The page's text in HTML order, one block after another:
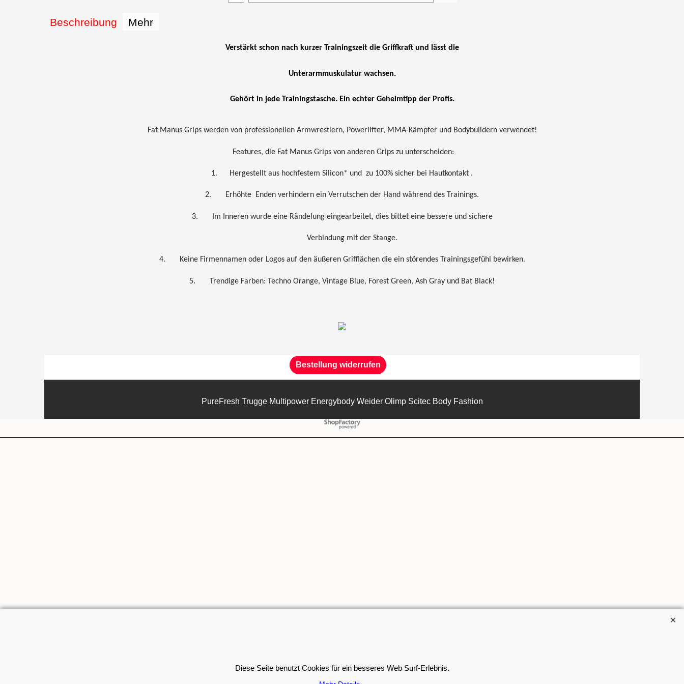
Beschreibung Mehr
Verstärkt schon nach kurzer Trainingszeit die Griffkraft und lässt die
Unterarmmuskulatur wachsen.
Gehört in jede Trainingstasche. Ein echter Geheimtipp der Profis.
Fat Manus Grips werden von professionellen Armwrestlern, Powerlifter, MMA-Kämpfer und Bodybuildern verwendet!
Features, die Fat Manus Grips von anderen Grips zu unterscheiden:
1. Hergestellt aus hochfestem Silicon* und zu 100% sicher bei Hautkontakt .
2. Erhöhte Enden verhindern ein Verrutschen der Hand während des Trainings.
3. Im Inneren wurde eine Rändelung eingearbeitet, dies bittet eine bessere und sichere
Verbindung mit der Stange.
4. Keine Firmennamen oder Logos auf den äußeren Grifflächen die ein störendes Trainingsgefühl bewirken.
5. Trendige Farben: Techno Orange, Vintage Blue, Forest Green, Ash Gray und Bat Black!
Bestellung widerrufen
PureFresh Trugge Multipower Energybody Weider Olimp Scitec Body Fashion
WebShop erstellt mit
ShopFactory Shop
Diese Seite benutzt Cookies für ein besseres Web Surf-Erlebnis.